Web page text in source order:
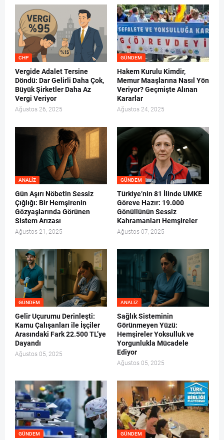
CHP
Vergide Adalet Tersine
Döndü: Dar Gelirli Daha Çok,
Büyük Şirketler Daha Az
Vergi Veriyor
Ağustos 26, 2025
GÜNDEM
Hakem Kurulu Kimdir,
Memur Maaşlarına Nasıl Yön
Veriyor? Geçmişte Alınan
Kararlar
Ağustos 24, 2025
ANALIZ
Gün Aşırı Nöbetin Sessiz
Çığlığı: Bir Hemşirenin
Gözyaşlarında Görünen
Sistem Arızası
Ağustos 21, 2025
GÜNDEM
Türkiye’nin 81 İlinde UMKE
Göreve Hazır: 19.000
Gönüllünün Sessiz
Kahramanları Hemşireler
Ağustos 07, 2025
GÜNDEM
Gelir Uçurumu Derinleşti:
Kamu Çalışanları ile İşçiler
Arasındaki Fark 22.500 TL’ye
Dayandı
Ağustos 05, 2025
ANALIZ
Sağlık Sisteminin
Görünmeyen Yüzü:
Hemşireler Yoksulluk ve
Yorgunlukla Mücadele
Ediyor
Ağustos 05, 2025
GÜNDEM GÜNDEM